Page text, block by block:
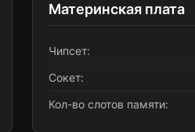
Материнская плата
Чипсет:
Сокет:
Кол-во слотов памяти: